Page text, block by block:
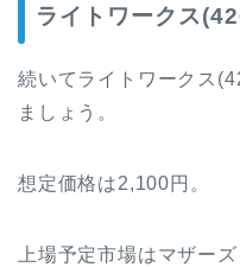
ライトワークス
続いてライトワークス
ましょう。
想定価格は2,100円。
上場予定市場はマザー